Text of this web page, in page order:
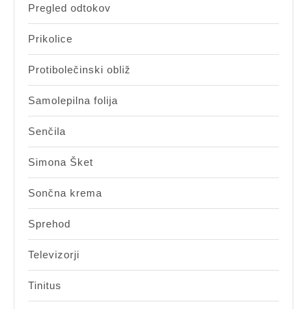
Pregled odtokov
Prikolice
Protibolečinski obliž
Samolepilna folija
Senčila
Simona Šket
Sončna krema
Sprehod
Televizorji
Tinitus